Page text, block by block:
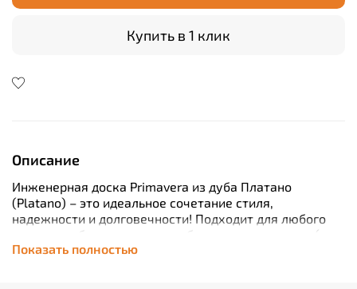
Купить в 1 клик
Описание
Инженерная доска Primavera из дуба Платано
(Platano) – это идеальное сочетание стиля,
надежности и долговечности! Подходит для любого
интерьера благодаря разнообразию длины досок (от
400 до 1300 мм). Укладывается клеевым способом,
Показать полностью